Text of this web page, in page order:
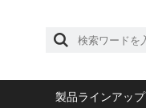
製品ラインアップ